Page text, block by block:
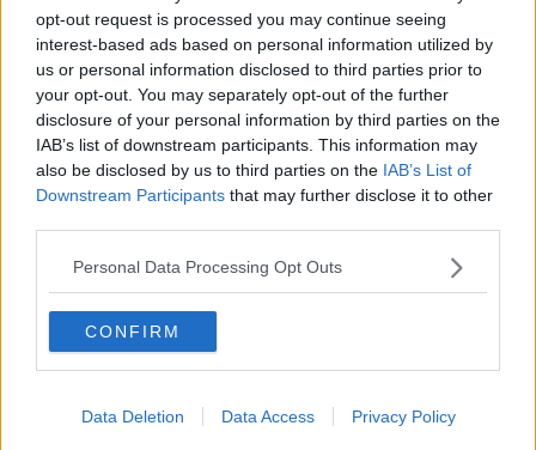
opt-out request is processed you may continue seeing
interest-based ads based on personal information utilized by
us or personal information disclosed to third parties prior to
your opt-out. You may separately opt-out of the further
disclosure of your personal information by third parties on the
IAB’s list of downstream participants. This information may
also be disclosed by us to third parties on the IAB’s List of
Downstream Participants that may further disclose it to other
Personal Data Processing Opt Outs
CONFIRM
Data Deletion Data Access Privacy Policy
7. ASSOCIAZIONE PRO LOCO PIANDISCO'
8. ASSOCIAZIONE PROLOCO PIEVE SANTO STEFANO
9. ASSOCIAZIONE PROLOCO VALLE DEL BAGNORO APS
10. ASSOCIAZIONE TURISTICA PRO STIA APS
11. ASSOCIAZIONE VIVERE A BORGO SANSEPOLCRO
12. ASSOCIAZIONE PRO LOCO CIVITELLA VAL DI CHIANA
13. ASSOCIAZIONE PRO LOCO DI CASTELLUCCIO
14. ASSOCIAZIONE DI GRICIGNANO
15. I Tre Confini Cetica
16. Pro loco di Badia Tedada
18. Pro Loco Cisa Sansepolcro
19. PRO LOCO DAMA IN CASENTINO
20. Pro loco di Bibbiena stazione
21. Pro loco di Ciggiano
22. Pro Loco di Quota
24. Pro loco di Gragnano